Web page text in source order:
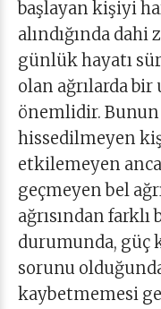
başlayan kişiyi
alındığında
günlük hayatı
olan ağrılarda bir
önemlidir. Bunun
hissedilmeyen
etkilemeyen
geçmeyen bel
ağrısından farklı
durumunda, güç
sorunu
kaybetmemesi